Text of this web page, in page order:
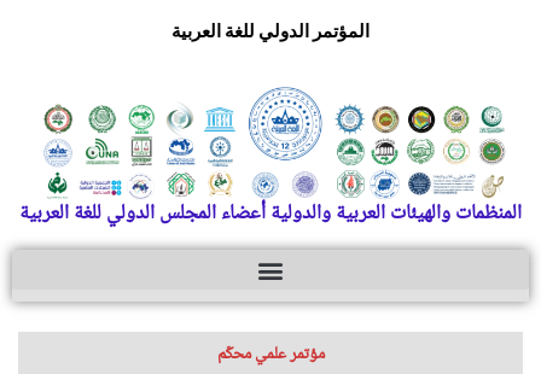
المؤتمر الدولي للغة العربية
المنظمات والهيئات العربية والدولية أعضاء المجلس الدولي للغة العربية
مؤتمر علمي محكّم